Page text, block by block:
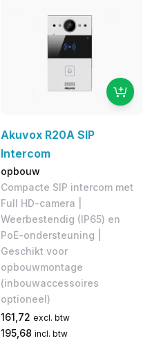
Akuvox R20A SIP
Intercom
opbouw
Compacte SIP intercom met
Full HD-camera |
Weerbestendig (IP65) en
PoE-ondersteuning |
Geschikt voor
opbouwmontage
(inbouwaccessoires
optioneel)
161,72 excl. btw
195,68 incl. btw